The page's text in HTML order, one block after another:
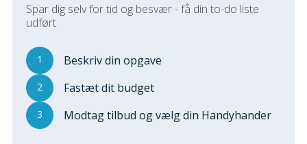
Om Værktøj
Andet
ELEKTRIKER
Regler Og Love
Udskiftning Og Montage
Om Materialer
Tips Og Tests
Spar dig selv for tid og besvær - få din to-do liste
udført
1 Beskriv din opgave
2 Fastæt dit budget
3 Modtag tilbud og vælg din Handyhander